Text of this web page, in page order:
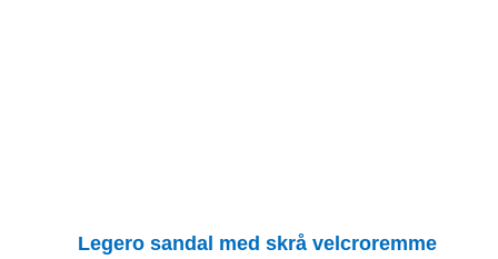
Legero sandal med skrå velcroremme